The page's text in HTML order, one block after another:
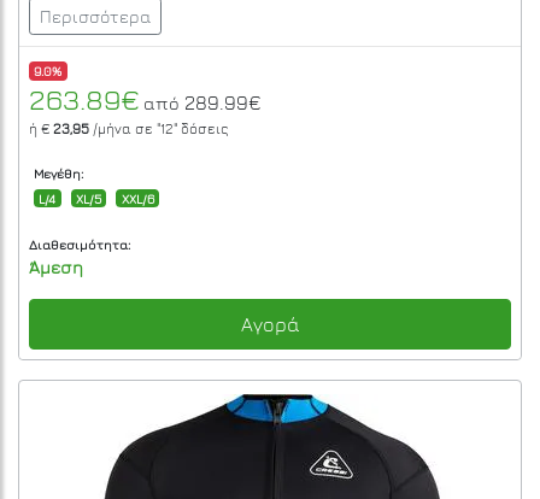
Περισσότερα
9.0%
263.89€ από 289.99€
ή € 23,95 /μήνα σε "12" δόσεις
Μεγέθη:
L/4
XL/5 XXL/6
Διαθεσιμότητα:
Άμεση
Αγορά